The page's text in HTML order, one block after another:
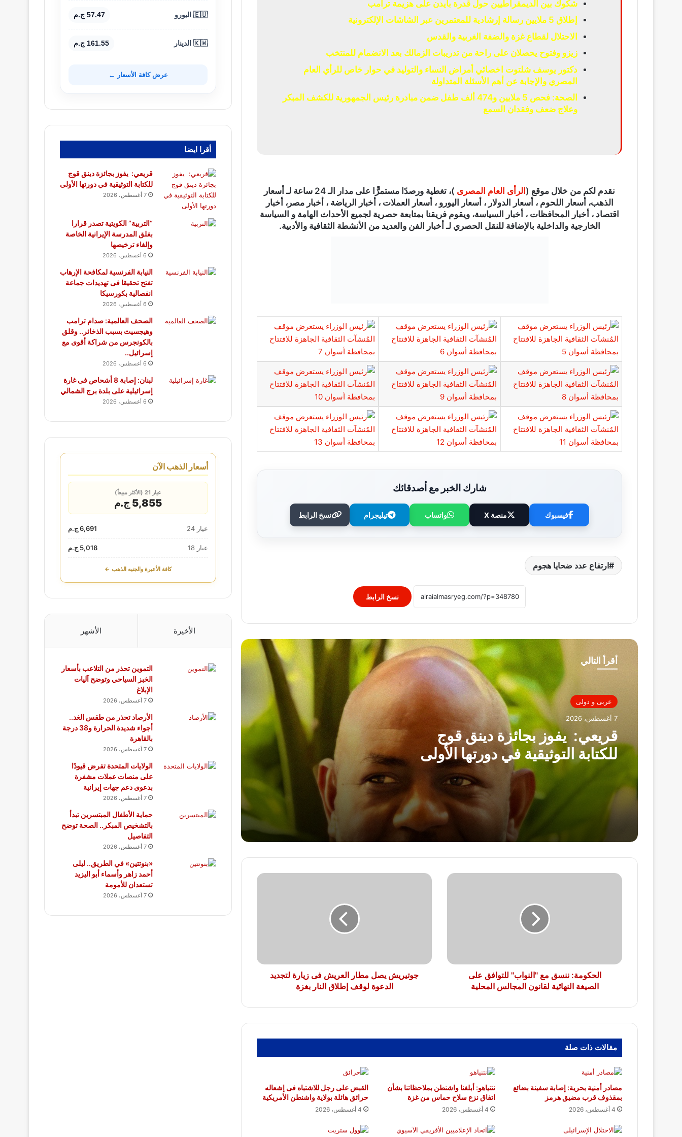
شكوك بين الديمقراطيين حول قدرة بايدن على هزيمة ترامب
إطلاق 5 ملايين رسالة إرشادية للمعتمرين عبر الشاشات الإلكترونية
الاحتلال لقطاع غزة والضفة الغربية والقدس
زيزو وفتوح يحصلان على راحة من تدريبات الزمالك بعد الانضمام للمنتخب
دكتور يوسف شلتوت اخصائي أمراض النساء والتوليد في حوار خاص للرأي العام
المصري والإجابة عن أهم الأسئلة المتداولة
الصحة: فحص 5 ملايين و474 ألف طفل ضمن مبادرة رئيس الجمهورية للكشف المبكر
وعلاج ضعف وفقدان السمع
نقدم لكم من خلال موقع ( الرأى العام المصرى
)، تغطية ورصدًا مستمرًّا على مدار الـ 24 ساعة لـ أسعار
الذهب، أسعار اللحوم ، أسعار الدولار ، أسعار اليورو ، أسعار العملات ، أخبار الرياضة ، أخبار مصر، أخبار
اقتصاد ، أخبار المحافظات ، أخبار السياسة، ويقوم فريقنا بمتابعة حصرية لجميع الأحداث الهامة و السياسة
الخارجية والداخلية بالإضافة للنقل الحصري لـ أخبار الفن والعديد من الأنشطة الثقافية والأدبية.
شارك الخبر مع أصدقائك
فيسبوك منصة X واتساب تيليجرام نسخ الرابط
ارتفاع عدد ضحايا هجوم
نسخ الرابط
أقرأ التالي
عربى و دولى
7 أغسطس، 2026
قريعي: يفوز بجائزة دينق قوج
للكتابة التوثيقية في دورتها الأولى
قريعي: يفوز بجائزة دينق قوج للكتابة
بكورسيكا
الصحف العالمية: صدام ترامب وهيجسيث
بسبب الذخائر.. وقلق بالكونجرس من
شراكة أقوى مع إسرائيل..
لبنان: إصابة 8 أشحاص فى غارة إسرائيلية
على بلدة برج الشمالي
لغز اختفاء مجتبى خامنئي يحير الولايات
المتحدة.. خبير: إما مات أو أصبح عاجزا
جنة همام.. طفولة ينهكها المرض وأم تنتظر
بصيص أمل للعلاج خارج غزة
لمواجهة تهديدات ترامب.. تجنيد إلزامى ممتد
الأردن يؤيد بيان مصر وقطر وتركيا بإدانة
الحكومة:
لقانون
المجالسالحكومة: ننسق مع "النواب" للتوافق على
الصيغة النهائية لقانون المجالس المحلية
جوتيريش
لوقف
إطلاقجوتيريش يصل مطار العريش فى زيارة لتجديد
الدعوة لوقف إطلاق النار بغزة
مقالات ذات صلة
مصادر أمنية بحرية: إصابة سفينة بضائع
بمقذوف قرب مضيق هرمز
4 أغسطس، 2026
نتنياهو: أبلغنا واشنطن بملاحظاتنا بشأن
اتفاق نزع سلاح حماس من غزة
4 أغسطس، 2026
القبض على رجل للاشتباه فى إشعاله
حرائق هائلة بولاية واشنطن الأمريكية
4 أغسطس، 2026
🇪🇺 اليورو 57.47 ج.م
🇰🇼 الدينار 161.55 ج.م
عرض كافة الأسعار ←
أقرا ايضا
قريعي: يفوز بجائزة دينق قوج
للكتابة التوثيقية في دورتها الأولى
7 أغسطس، 2026
“التربية” الكويتية تصدر قرارا
بغلق المدرسة الإيرانية الخاصة
وإلغاء ترخيصها
6 أغسطس، 2026
النيابة الفرنسية لمكافحة الإرهاب
تفتح تحقيقا فى تهديدات جماعة
انفصالية بكورسيكا
6 أغسطس، 2026
الصحف العالمية: صدام ترامب
وهيجسيث بسبب الذخائر.. وقلق
بالكونجرس من شراكة أقوى مع
إسرائيل..
6 أغسطس، 2026
لبنان: إصابة 8 أشحاص فى غارة
إسرائيلية على بلدة برج الشمالي
6 أغسطس، 2026
أسعار الذهب الآن
عيار 21 (الأكثر مبيعاً)
5,855 ج.م
عيار 24 6,691 ج.م
عيار 18 5,018 ج.م
كافة الأعيرة والجنيه الذهب ←
الأخيرة الأشهر
التموين تحذر من التلاعب بأسعار
الخبز السياحي وتوضح آليات
الإبلاغ
7 أغسطس، 2026
الأرصاد تحذر من طقس الغد..
أجواء شديدة الحرارة و38 درجة
بالقاهرة
7 أغسطس، 2026
الولايات المتحدة تفرض قيودًا
على منصات عملات مشفرة
بدعوى دعم جهات إيرانية
7 أغسطس، 2026
حماية الأطفال المبتسرين تبدأ
بالتشخيص المبكر.. الصحة توضح
التفاصيل
7 أغسطس، 2026
«بنوتتين» في الطريق.. ليلى
أحمد زاهر وأسماء أبو اليزيد
تستعدان للأمومة
7 أغسطس، 2026